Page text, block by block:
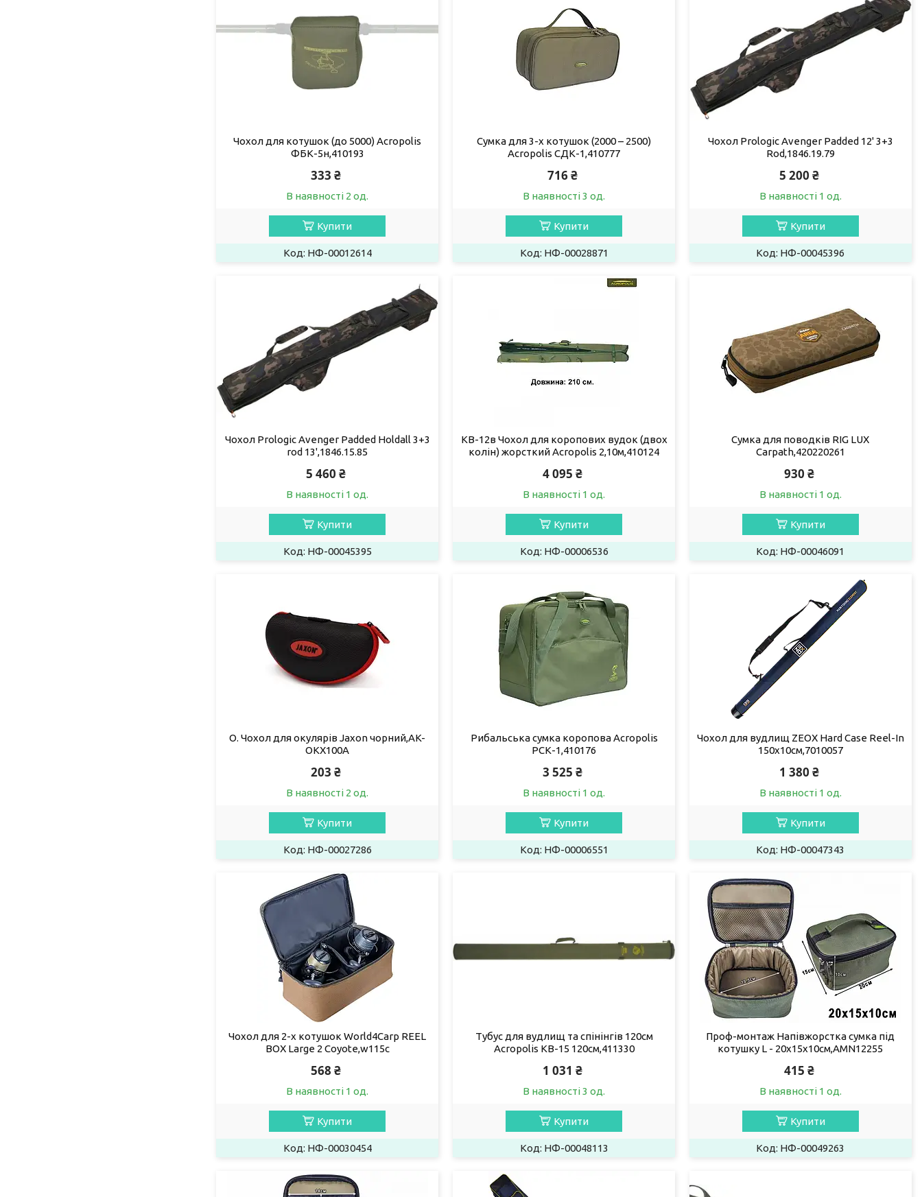
Чохол для котушок (до 5000) Acropolis
ФБК-5н,410193
333 ₴
В наявності 2 од.
Купити
НФ-00012614
Сумка для 3-х котушок (2000 – 2500)
Acropolis СДК-1,410777
716 ₴
В наявності 3 од.
Купити
НФ-00028871
Чохол Prologic Avenger Padded 12' 3+3
Rod,1846.19.79
5 200 ₴
В наявності 1 од.
Купити
НФ-00045396
Чохол Prologic Avenger Padded Holdall 3+3
rod 13',1846.15.85
5 460 ₴
В наявності 1 од.
Купити
НФ-00045395
КВ-12в Чохол для коропових вудок (двох
колін) жорсткий Acropolis 2,10м,410124
4 095 ₴
В наявності 1 од.
Купити
НФ-00006536
Сумка для поводків RIG LUX
Carpath,420220261
930 ₴
В наявності 1 од.
Купити
НФ-00046091
О. Чохол для окулярів Jaxon чорний,AK-
OKX100A
203 ₴
В наявності 2 од.
Купити
НФ-00027286
Рибальська сумка коропова Acropolis
РСК-1,410176
3 525 ₴
В наявності 1 од.
Купити
НФ-00006551
Чохол для вудлищ ZEOX Hard Case Reel-In
150x10см,7010057
1 380 ₴
В наявності 1 од.
Купити
НФ-00047343
Чохол для 2-х котушок World4Carp REEL
BOX Large 2 Coyote,w115c
568 ₴
В наявності 1 од.
Купити
НФ-00030454
Тубус для вудлищ та спінінгів 120см
Acropolis КВ-15 120см,411330
1 031 ₴
В наявності 3 од.
Купити
НФ-00048113
Проф-монтаж Напівжорстка сумка під
котушку L - 20x15x10см,AMN12255
415 ₴
В наявності 1 од.
Купити
НФ-00049263